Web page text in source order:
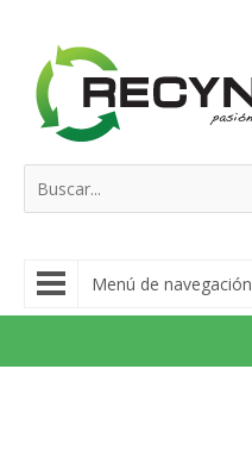
Menú de navegación